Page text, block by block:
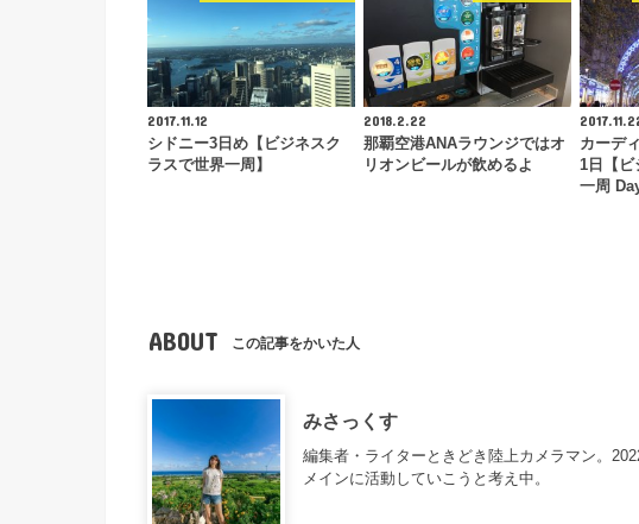
2017.11.12
シドニー3日め【ビジネスク
ラスで世界一周】
2018.2.22
那覇空港ANAラウンジではオ
リオンビールが飲めるよ
カーデ
1日【ビ
一周
ABOUT この記事をかいた人
みさっくす
編集者・ライターときどき陸上カメラマン。
メインに活動していこうと考え中。